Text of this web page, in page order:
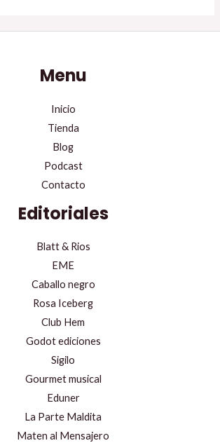
Menu
Inicio
Tienda
Blog
Podcast
Contacto
Editoriales
Blatt & Rios
EME
Caballo negro
Rosa Iceberg
Club Hem
Godot ediciones
Sigilo
Gourmet musical
Eduner
La Parte Maldita
Maten al Mensajero